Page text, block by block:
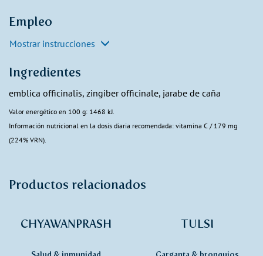
Empleo
Mostrar instrucciones
Ingredientes
emblica officinalis, zingiber officinale, jarabe de caña
Valor energético en 100 g: 1468 kJ.
Información nutricional en la dosis diaria recomendada: vitamina C / 179 mg
(224% VRN).
Productos relacionados
CHYAWANPRASH
Salud & inmunidad
TULSI
Garganta & bronquios